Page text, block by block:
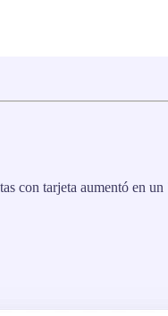
con tarjeta aumentó